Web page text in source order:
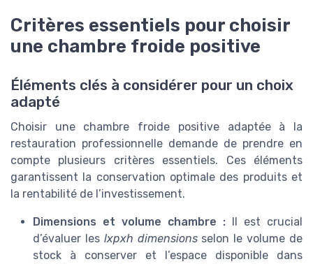
Critères essentiels pour choisir
une chambre froide positive
Éléments clés à considérer pour un choix
adapté
Choisir une chambre froide positive adaptée à la
restauration professionnelle demande de prendre en
compte plusieurs critères essentiels. Ces éléments
garantissent la conservation optimale des produits et
la rentabilité de l’investissement.
Dimensions et volume chambre : Il est crucial
d’évaluer les lxpxh dimensionsselon le volume de
stock à conserver et l’espace disponible dans